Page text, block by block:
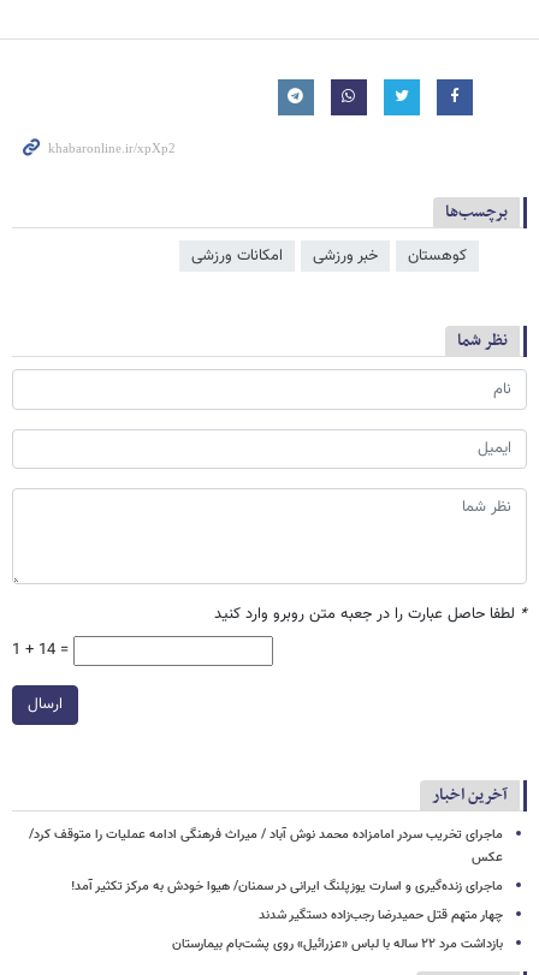
برچسب‌ها
کوهستان خبر ورزشی امکانات ورزشی
نظر شما
* لطفا حاصل عبارت را در جعبه متن روبرو وارد کنید
1 + 14 =
ارسال
آخرین اخبار
ماجرای تخریب سردر امامزاده محمد نوش ‌آباد / میراث فرهنگی ادامه عملیات را متوقف کرد/
عکس
ماجرای زنده‌گیری و اسارت یوزپلنگ ایرانی در سمنان/ هیوا خودش به مرکز تکثیر آمد!
چهار متهم قتل حمیدرضا رجب‌زاده دستگیر شدند
بازداشت مرد ۲۲ ساله با لباس «عزرائیل» روی پشت‌بام بیمارستان